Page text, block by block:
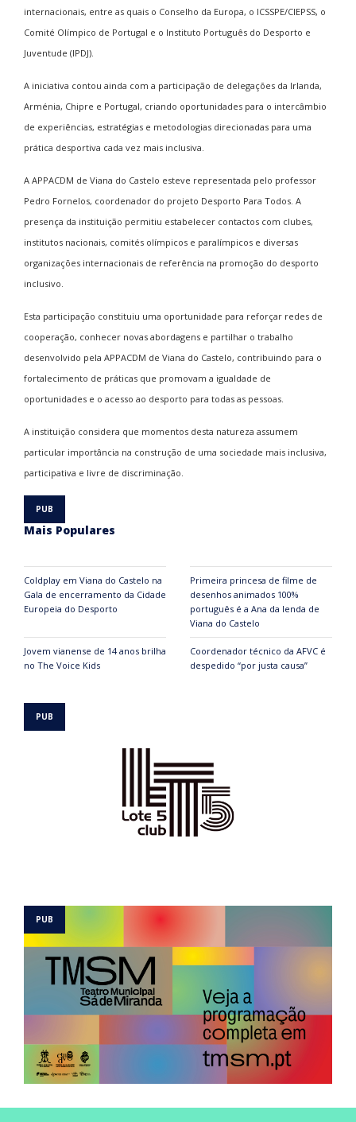
internacionais, entre as quais o Conselho da Europa, o ICSSPE/CIEPSS, o
Comité Olímpico de Portugal e o Instituto Português do Desporto e
Juventude (IPDJ).
A iniciativa contou ainda com a participação de delegações da Irlanda,
Arménia, Chipre e Portugal, criando oportunidades para o intercâmbio
de experiências, estratégias e metodologias direcionadas para uma
prática desportiva cada vez mais inclusiva.
A APPACDM de Viana do Castelo esteve representada pelo professor
Pedro Fornelos, coordenador do projeto Desporto Para Todos . A
presença da instituição permitiu estabelecer contactos com clubes,
institutos nacionais, comités olímpicos e paralímpicos e diversas
organizações internacionais de referência na promoção do desporto
inclusivo.
Esta participação constituiu uma oportunidade para reforçar redes de
cooperação, conhecer novas abordagens e partilhar o trabalho
desenvolvido pela APPACDM de Viana do Castelo, contribuindo para o
fortalecimento de práticas que promovam a igualdade de
oportunidades e o acesso ao desporto para todas as pessoas.
A instituição considera que momentos desta natureza assumem
particular importância na construção de uma sociedade mais inclusiva,
participativa e livre de discriminação.
Mais Populares
Coldplay em Viana do Castelo na
Gala de encerramento da Cidade
Europeia do Desporto
Primeira princesa de filme de
desenhos animados 100%
português é a Ana da lenda de
Viana do Castelo
Jovem vianense de 14 anos brilha
no The Voice Kids
Coordenador técnico da AFVC é
despedido “por justa causa”